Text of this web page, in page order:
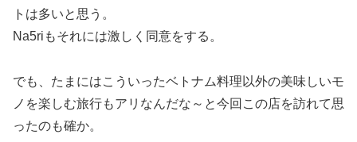
トは多いと思う。
Na5riもそれには激しく同意をする。
でも、たまにはこういったベトナム料理以外の美味しいモ
ノを楽しむ旅行もアリなんだな～と今回この店を訪れて思
ったのも確か。